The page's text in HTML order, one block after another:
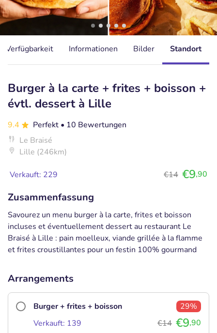
Verfügbarkeit Informationen Bilder Standort
Burger à la carte + frites + boisson +
évtl. dessert à Lille
9.4 Perfekt • 10 Bewertungen
Le Braisé
Lille (246km)
Verkauft: 229 €14 €9,90
Zusammenfassung
Savourez un menu burger à la carte, frites et boisson
incluses et éventuellement dessert au restaurant Le
Braisé à Lille : pain moelleux, viande grillée à la flamme
et frites croustillantes pour un festin 100% gourmand
Arrangements
Burger + frites + boisson
29%
Verkauft: 139
€14 €9,90